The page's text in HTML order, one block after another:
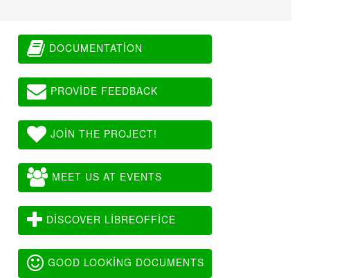
DOCUMENTATION
PROVIDE FEEDBACK
JOIN THE PROJECT!
MEET US AT EVENTS
DISCOVER LIBREOFFICE
GOOD LOOKING DOCUMENTS